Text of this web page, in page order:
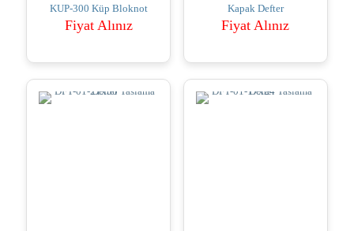
KUP-300 Küp Bloknot
Fiyat Alınız
Kapak Defter
Fiyat Alınız